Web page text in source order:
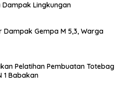
Lingkungan
Dampak Gempa M 5,3, Warga
Pelatihan Pembuatan Totebag
1 Babakan